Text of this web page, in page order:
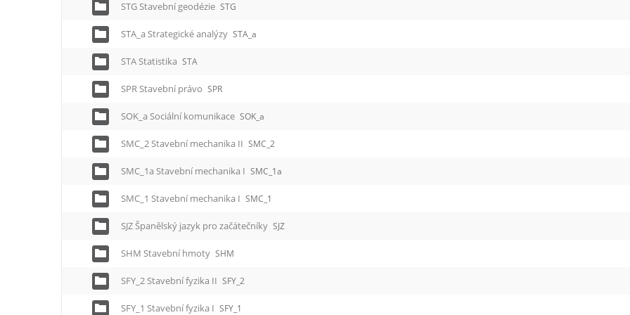
STG Stavební geodézie STG
STA_a Strategické analýzy STA_a
STA Statistika STA
SPR Stavební právo SPR
SOK_a Sociální komunikace SOK_a
SMC_2 Stavební mechanika II SMC_2
SMC_1a Stavební mechanika I SMC_1a
SMC_1 Stavební mechanika I SMC_1
SJZ Španělský jazyk pro začátečníky SJZ
SHM Stavební hmoty SHM
SFY_2 Stavební fyzika II SFY_2
SFY_1 Stavební fyzika I SFY_1